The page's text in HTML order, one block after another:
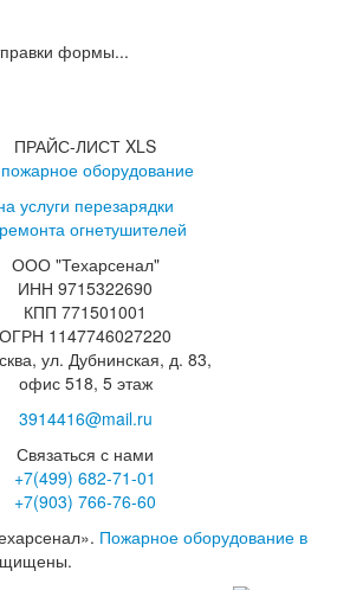
формы...
ПРАЙС-ЛИСТ XLS
оборудование
услуги перезарядки
огнетушителей
ООО "Техарсенал"
ИНН 9715322690
КПП 771501001
ОГРН 1147746027220
ул. Дубнинская, д. 83,
офис 518, 5 этаж
3914416@mail.ru
Связаться с нами
+7(499) 682-71-01
+7(903) 766-76-60
Пожарное оборудование в